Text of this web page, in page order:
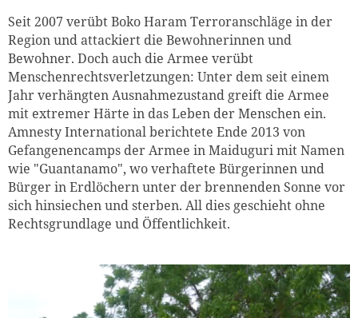
Seit 2007 verübt Boko Haram Terroranschläge in der
Region und attackiert die Bewohnerinnen und
Bewohner. Doch auch die Armee verübt
Menschenrechtsverletzungen: Unter dem seit einem
Jahr verhängten Ausnahmezustand greift die Armee
mit extremer Härte in das Leben der Menschen ein.
Amnesty International berichtete Ende 2013 von
Gefangenencamps der Armee in Maiduguri mit Namen
wie "Guantanamo", wo verhaftete Bürgerinnen und
Bürger in Erdlöchern unter der brennenden Sonne vor
sich hinsiechen und sterben. All dies geschieht ohne
Rechtsgrundlage und Öffentlichkeit.